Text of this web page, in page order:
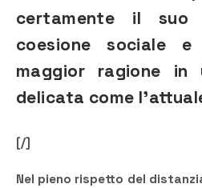
certamente il
coesione sociale
maggior ragione
delicata come
[/]
Nel pieno rispetto del